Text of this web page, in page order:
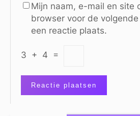
Mijn naam, e-mail en site
browser voor de
een reactie plaats.
3 + 4 =